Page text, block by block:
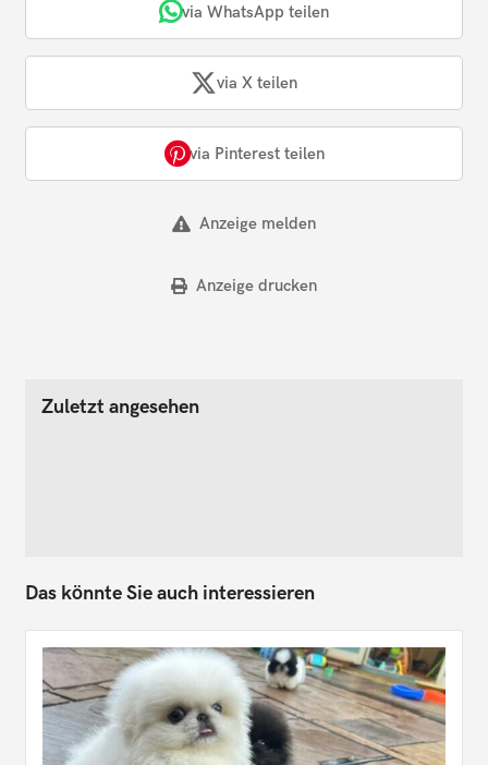
via WhatsApp teilen
via X teilen
via Pinterest teilen
Anzeige melden
Anzeige drucken
Zuletzt angesehen
Das könnte Sie auch interessieren